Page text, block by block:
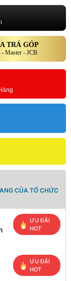
TRẢ GÓP
- Master - JCB
CỦA TỔ CHỨC
ƯU ĐÃI
HOT
ƯU ĐÃI
HOT